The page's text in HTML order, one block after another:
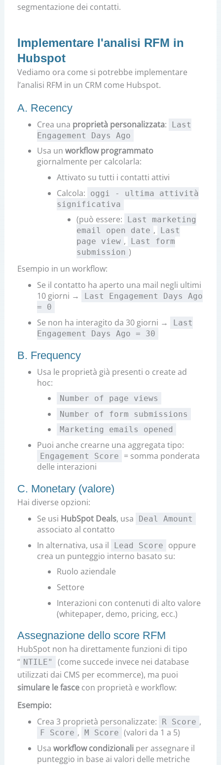
segmentazione dei contatti.
Implementare l'analisi RFM in
Hubspot
Vediamo ora come si potrebbe implementare
l’analisi RFM in un CRM come Hubspot.
A. Recency
Crea una proprietà personalizzata:
Last
Engagement Days Ago
Usa un workflow programmato
giornalmente per calcolarla:
Attivato su tutti i contatti attivi
Calcola:
oggi - ultima attività
significativa
(può essere:
Last marketing
email open date ,
Last
page view ,
Last form
submission )
Esempio in un workflow:
Se il contatto ha aperto una mail negli ultimi
10 giorni →
Last Engagement Days Ago
= 0
Se non ha interagito da 30 giorni →
Last
Engagement Days Ago = 30
B. Frequency
Usa le proprietà già presenti o create ad
hoc:
Number of page views
Number of form submissions
Marketing emails opened
Puoi anche crearne una aggregata tipo:
Engagement Score
= somma ponderata
delle interazioni
C. Monetary (valore)
Hai diverse opzioni:
Se usi HubSpot Deals, usa Deal Amount
associato al contatto
In alternativa, usa il
Lead Score
oppure
crea un punteggio interno basato su:
Ruolo aziendale
Settore
Interazioni con contenuti di alto valore
(whitepaper, demo, pricing, ecc.)
Assegnazione dello score RFM
HubSpot non ha direttamente funzioni di tipo
“ NTILE"
(come succede invece nei database
utilizzati dai CMS per ecommerce), ma puoi
simulare le fascecon proprietà e workflow:
Esempio:
Crea 3 proprietà personalizzate:
R Score ,
F Score , M Score (valori da 1 a 5)
Usa workflow condizionaliper assegnare il
punteggio in base ai valori delle metriche